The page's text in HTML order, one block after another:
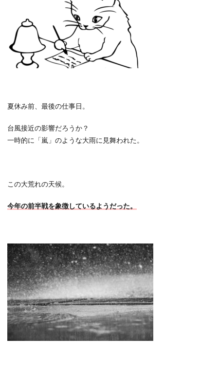
夏休み前、最後の仕事日。
台風接近の影響だろうか？
一時的に「嵐」のような大雨に見舞われた。
この大荒れの天候。
今年の前半戦を象徴しているようだった。